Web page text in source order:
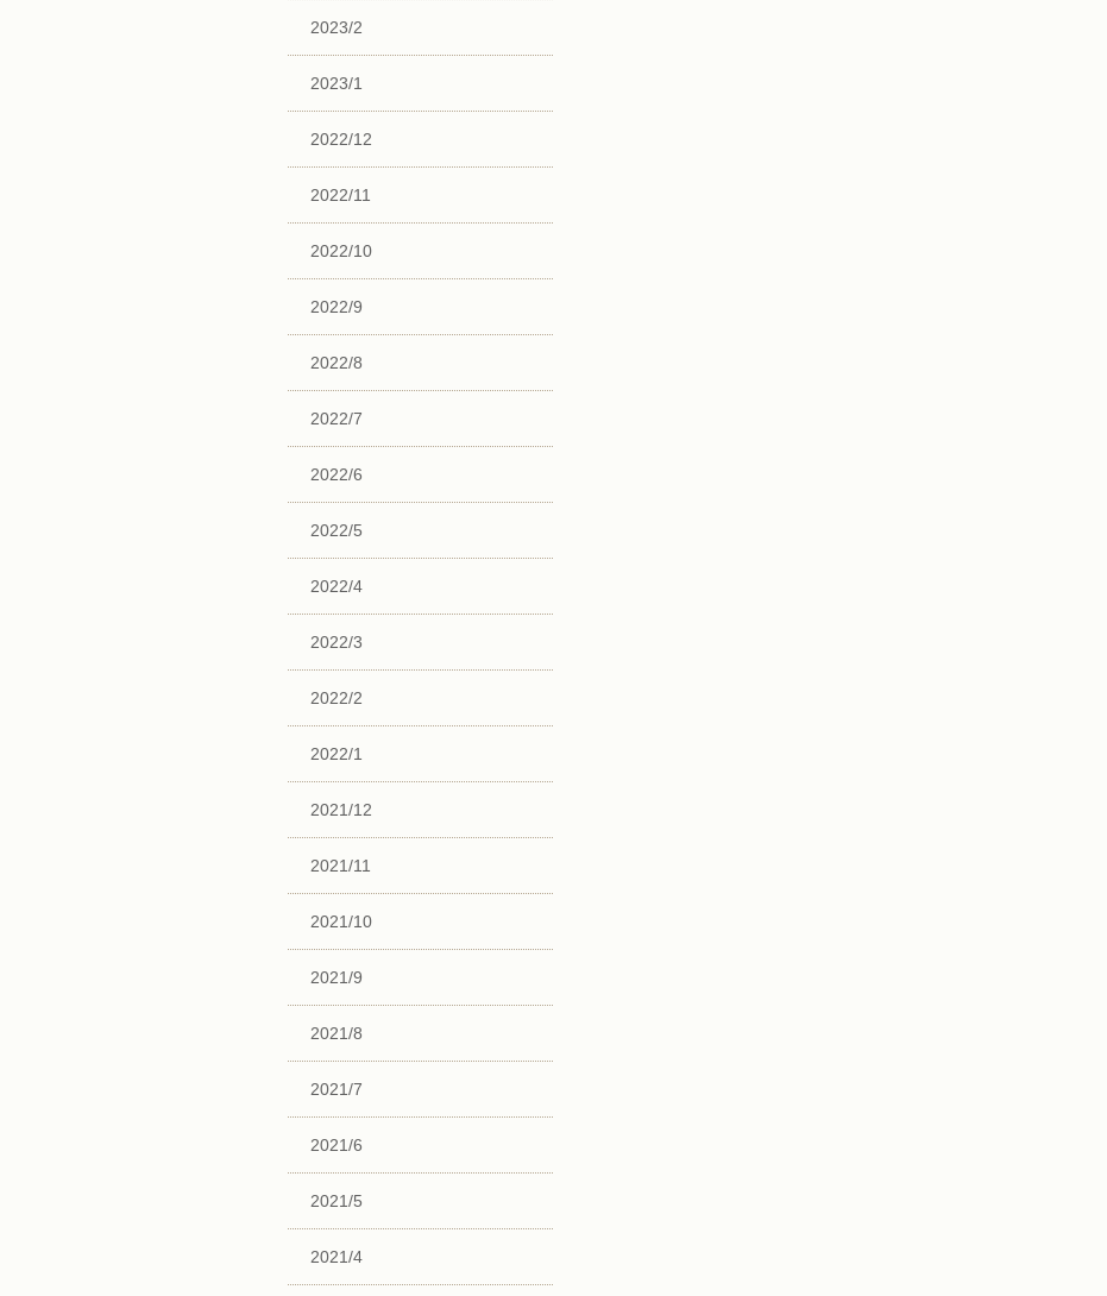
2023/2
2023/1
2022/12
2022/11
2022/10
2022/9
2022/8
2022/7
2022/6
2022/5
2022/4
2022/3
2022/2
2022/1
2021/12
2021/11
2021/10
2021/9
2021/8
2021/7
2021/6
2021/5
2021/4